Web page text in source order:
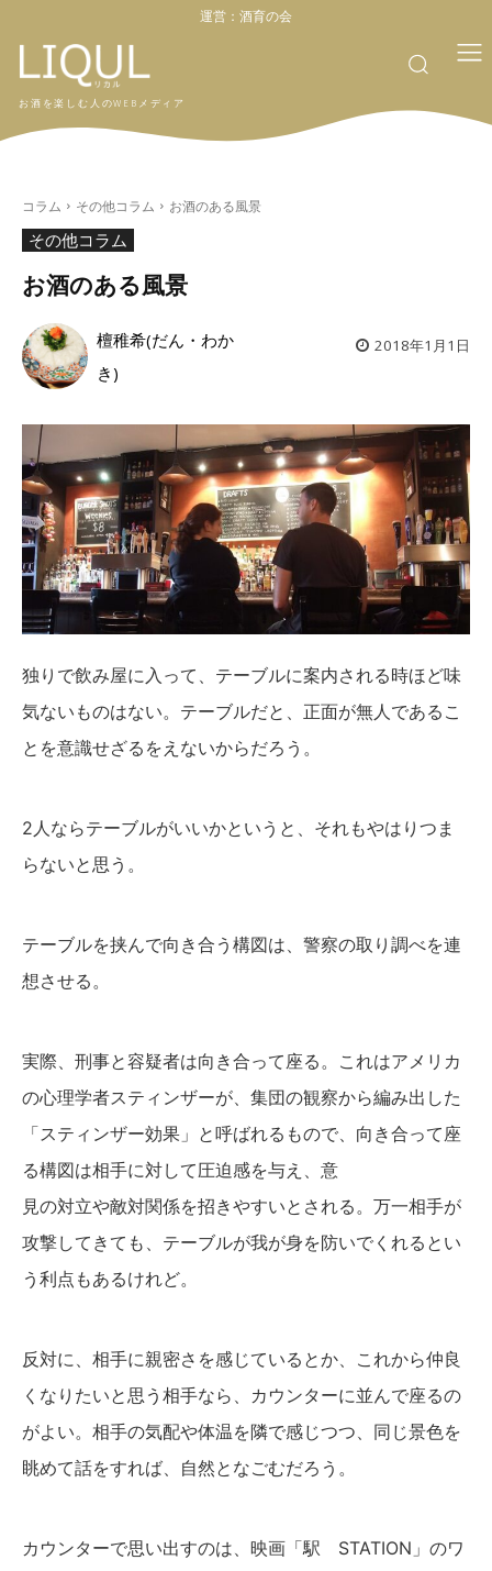
運営： 酒育の会
お酒を楽しむ人のWEBメディア
コラム その他コラム お酒のある風景
その他コラム
お酒のある風景
檀稚希(だん・わか
き)
2018年1月1日
独りで飲み屋に入って、テーブルに案内される時ほど味
気ないものはない。テーブルだと、正面が無人であるこ
とを意識せざるをえないからだろう。
2人ならテーブルがいいかというと、それもやはりつま
らないと思う。
テーブルを挟んで向き合う構図は、警察の取り調べを連
想させる。
実際、刑事と容疑者は向き合って座る。これはアメリカ
の心理学者スティンザーが、集団の観察から編み出した
「スティンザー効果」と呼ばれるもので、向き合って座
る構図は相手に対して圧迫感を与え、意
見の対立や敵対関係を招きやすいとされる。万一相手が
攻撃してきても、テーブルが我が身を防いでくれるとい
う利点もあるけれど。
反対に、相手に親密さを感じているとか、これから仲良
くなりたいと思う相手なら、カウンターに並んで座るの
がよい。相手の気配や体温を隣で感じつつ、同じ景色を
眺めて話をすれば、自然となごむだろう。
カウンターで思い出すのは、映画「駅 STATION」のワ